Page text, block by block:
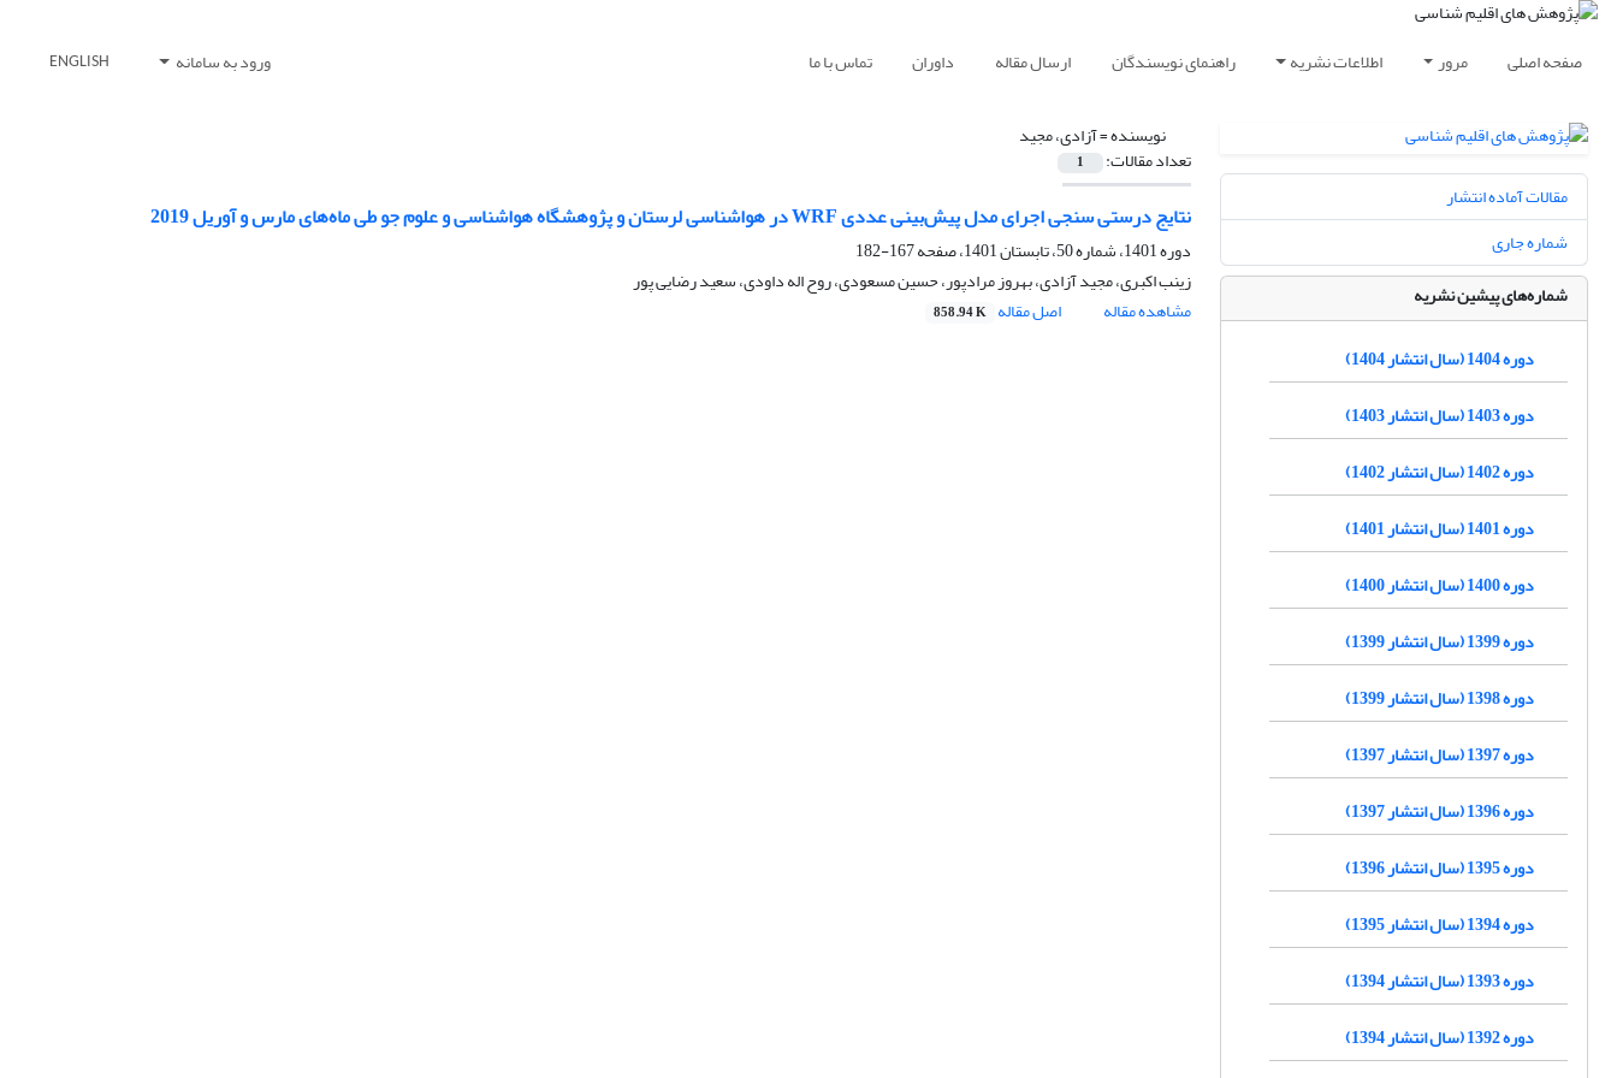
صفحه اصلی مرور اطلاعات نشریه راهنمای نویسندگان ارسال مقاله داوران تماس با ما ورود به سامانه ENGLISH
نویسنده =آزادی، مجید
تعداد مقالات: 1
نتایج درستی سنجی اجرای مدل پیش‌بینی عددی WRF در هواشناسی لرستان و پژوهشگاه هواشناسی و علوم جو طی ماه‌های مارس و آوریل 2019
دوره 1401، شماره 50، تابستان 1401، صفحه
167-182
زینب اکبری، مجید آزادی، بهروز مرادپور، حسین مسعودی، روح اله داودی، سعید رضایی پور
مشاهده مقاله
اصل مقاله 858.94 K
مقالات آماده انتشار
شماره جاری
شماره‌های پیشین نشریه
دوره 1404 (سال انتشار 1404)
دوره 1403 (سال انتشار 1403)
دوره 1402 (سال انتشار 1402)
دوره 1401 (سال انتشار 1401)
دوره 1400 (سال انتشار 1400)
دوره 1399 (سال انتشار 1399)
دوره 1398 (سال انتشار 1399)
دوره 1397 (سال انتشار 1397)
دوره 1396 (سال انتشار 1397)
دوره 1395 (سال انتشار 1396)
دوره 1394 (سال انتشار 1395)
دوره 1393 (سال انتشار 1394)
دوره 1392 (سال انتشار 1394)